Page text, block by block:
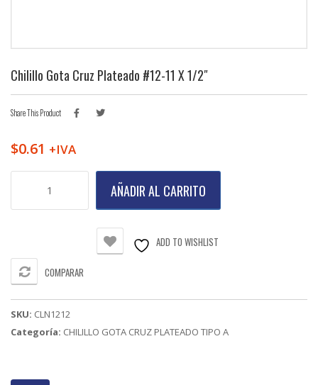
Chilillo Gota Cruz Plateado #12-11 X 1/2″
Share This Product
$0.61 +IVA
X
1/2"
AÑADIR AL CARRITO
ADD TO WISHLIST
COMPARAR
SKU: CLN1212
Categoría: CHILILLO GOTA CRUZ PLATEADO TIPO A